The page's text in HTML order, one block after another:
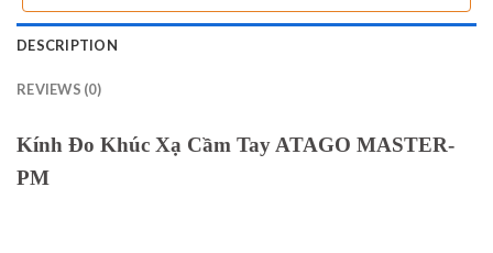
DESCRIPTION
REVIEWS (0)
Kính Đo Khúc Xạ Cầm Tay ATAGO MASTER-
PM